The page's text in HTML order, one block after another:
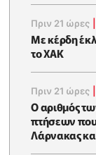
Πριν 21 ώρες
Με κέρδη
το ΧΑΚ
Πριν 21 ώρες
Ο αριθμός
πτήσεων
Λάρνακας